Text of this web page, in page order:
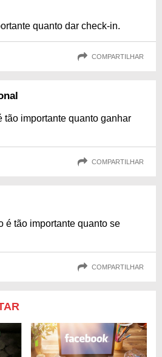
quanto dar check-in.
COMPARTILHAR
tão importante quanto ganhar
COMPARTILHAR
é tão importante quanto se
COMPARTILHAR